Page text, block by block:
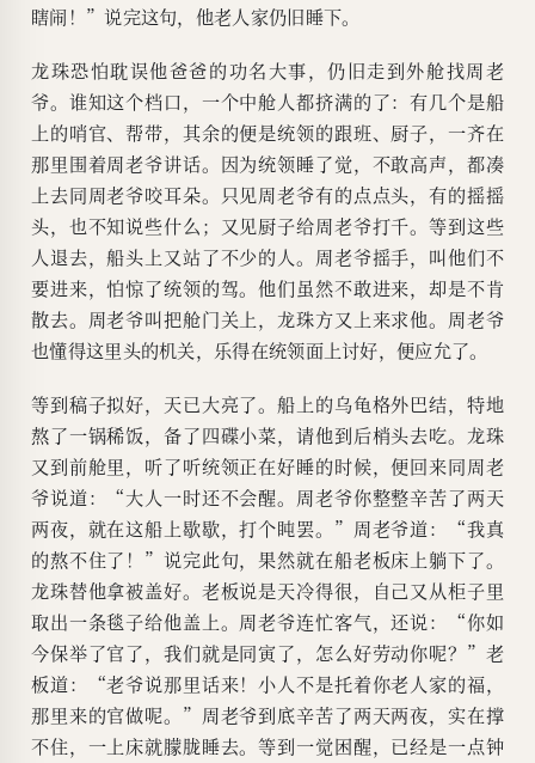
瞎闹！”说完这句，他老人家仍旧睡下。
龙珠恐怕耽误他爸爸的功名大事，仍旧走到外舱找周老
爷。谁知这个档口，一个中舱人都挤满的了：有几个是船
上的哨官、帮带，其余的便是统领的跟班、厨子，一齐在
那里围着周老爷讲话。因为统领睡了觉，不敢高声，都凑
上去同周老爷咬耳朵。只见周老爷有的点点头，有的摇摇
头，也不知说些什么；又见厨子给周老爷打千。等到这些
人退去，船头上又站了不少的人。周老爷摇手，叫他们不
要进来，怕惊了统领的驾。他们虽然不敢进来，却是不肯
散去。周老爷叫把舱门关上，龙珠方又上来求他。周老爷
也懂得这里头的机关，乐得在统领面上讨好，便应允了。
等到稿子拟好，天已大亮了。船上的乌龟格外巴结，特地
熬了一锅稀饭，备了四碟小菜，请他到后梢头去吃。龙珠
又到前舱里，听了听统领正在好睡的时候，便回来同周老
爷说道：“大人一时还不会醒。周老爷你整整辛苦了两天
两夜，就在这船上歇歇，打个盹罢。”周老爷道：“我真
的熬不住了！”说完此句，果然就在船老板床上躺下了。
龙珠替他拿被盖好。老板说是天冷得很，自己又从柜子里
取出一条毯子给他盖上。周老爷连忙客气，还说：“你如
今保举了官了，我们就是同寅了，怎么好劳动你呢？”老
板道：“老爷说那里话来！小人不是托着你老人家的福，
那里来的官做呢。”周老爷到底辛苦了两天两夜，实在撑
不住，一上床就朦胧睡去。等到一觉困醒，已经是一点钟